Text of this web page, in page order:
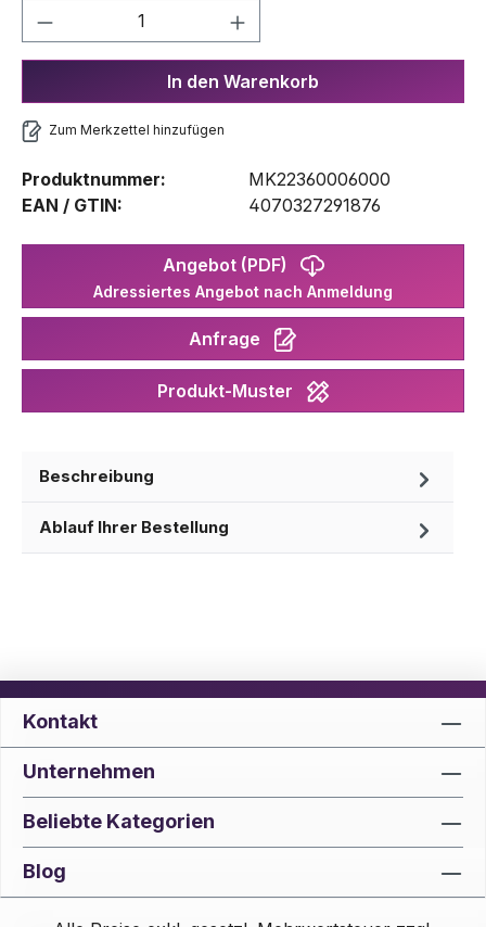
Produkt Anzahl: Gib den
In den Warenkorb
Zum Merkzettel hinzufügen
Produktnummer:
MK22360006000
EAN / GTIN:
4070327291876
Angebot (PDF)
Adressiertes Angebot nach Anmeldung
Anfrage
Produkt-Muster
Beschreibung
Ablauf Ihrer Bestellung
Kontakt
Unternehmen
Beliebte Kategorien
Blog